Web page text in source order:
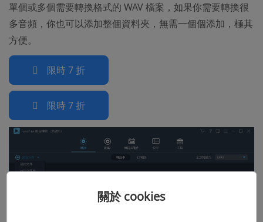
單個或多個需要轉換格式的 WAV 檔案，如果你需要轉換很
多音頻，你也可以添加整個資料夾，無需一個個添加，極其
方便。
限時 7 折
限時 7 折
關於 cookies